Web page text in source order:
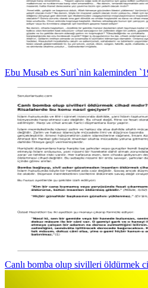
Ebu Musab es Suri`nin kaleminden
Canlı bomba olup sivilleri öldürmek